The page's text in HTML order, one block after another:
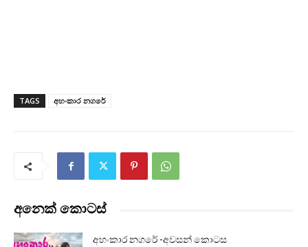
TAGS අහංකාර නගරේ
අනෙක් කොටස්
අහංකාර නගරේ -අවසන් කොටස